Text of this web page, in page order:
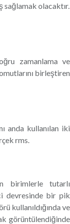
sağlamak olacaktır.
zamanlama ve
birleştiren
anda kullanılan iki
rms.
birimlerle tutarlı
devresinde bir pik
kullanıldığında ve
görüntülendiğinde